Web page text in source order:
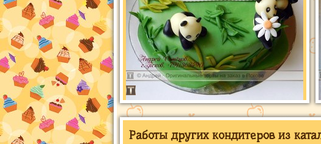
Работы других кондитеров из